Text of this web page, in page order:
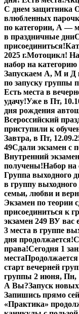
С днем защитника
влюбленных
по категории, А —
в праздничные дни
присоединиться!
2025 г.Мотоцикл!
набор на категорию
Запускаем А, М и Д
по запуску группы
Есть места в
удачу!Уже в Пт,
дня рождения
Всероссийский
приступили к
Завтра, в Пт,
49Сдали экзамен с
Внутренний
получены!Набор на
Группа выходного
в группу выходного
семьи, любви и
Экзамен по теории
присоединиться к
экзамен 249 ВУ вас
3 места в группе
дня продолжается!
права!Сегодня 1
места
старт вечерней
группы 2 июня, Пн,
А Вы?Запуск
Запишись прямо
«Практика»